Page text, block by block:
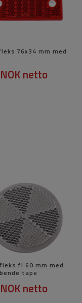
76x34 mm med
netto
fi 60 mm med
tape
netto